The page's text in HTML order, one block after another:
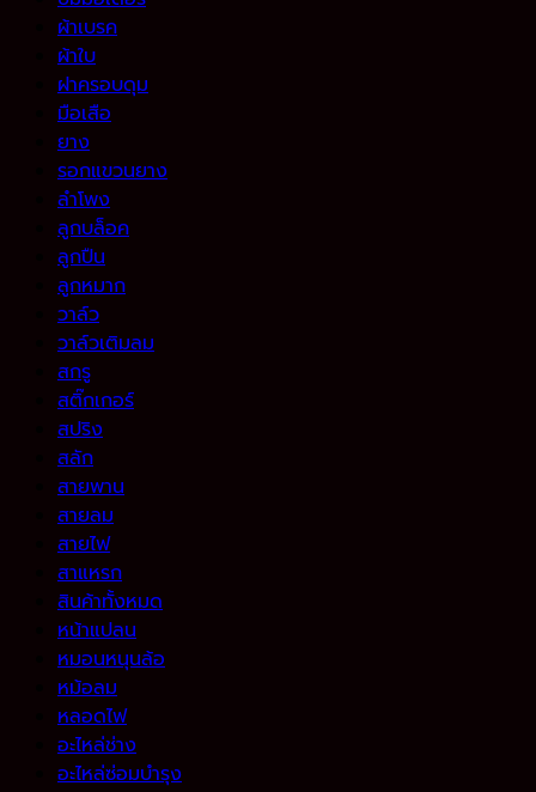
ผ้าเบรค
ผ้าใบ
ฝาครอบดุม
มือเสือ
ยาง
รอกแขวนยาง
ลำโพง
ลูกบล็อค
ลูกปืน
ลูกหมาก
วาล์ว
วาล์วเติมลม
สกรู
สติ๊กเกอร์
สปริง
สลัก
สายพาน
สายลม
สายไฟ
สาแหรก
สินค้าทั้งหมด
หน้าแปลน
หมอนหนุนล้อ
หม้อลม
หลอดไฟ
อะไหล่ช่าง
อะไหล่ซ่อมบำรุง